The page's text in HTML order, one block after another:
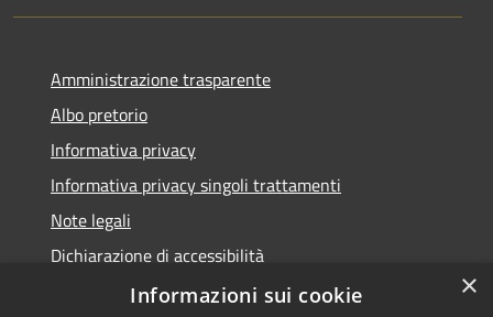
Amministrazione trasparente
Albo pretorio
Informativa privacy
Informativa privacy singoli trattamenti
Note legali
Dichiarazione di accessibilità
Obiettivi di accessibilità
×
Informazioni sui cookie